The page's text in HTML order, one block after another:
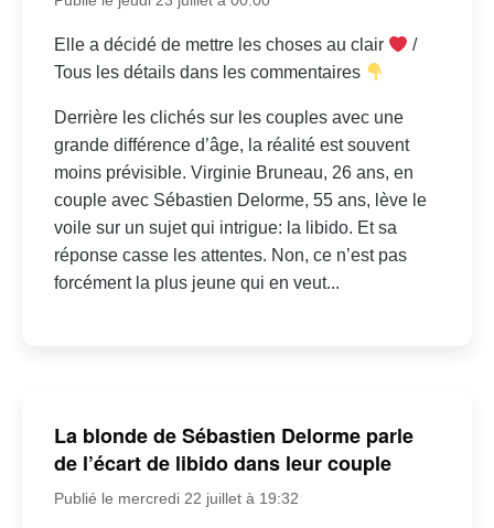
Elle a décidé de mettre les choses au clair
/
Tous les détails dans les commentaires
Derrière les clichés sur les couples avec une
grande différence d’âge, la réalité est souvent
moins prévisible. Virginie Bruneau, 26 ans, en
couple avec Sébastien Delorme, 55 ans, lève le
voile sur un sujet qui intrigue: la libido. Et sa
réponse casse les attentes. Non, ce n’est pas
forcément la plus jeune qui en veut...
La blonde de Sébastien Delorme parle
de l’écart de libido dans leur couple
Publié le mercredi 22 juillet à 19:32